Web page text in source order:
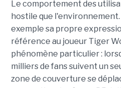
Le comportement des
hostile que l'environnement.
exemple sa propre
référence au joueur Tiger
phénomène particulier :
milliers de fans suivent un
zone de couverture se